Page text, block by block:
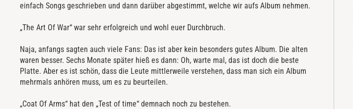
einfach Songs geschrieben und dann darüber abgestimmt, welche wir aufs Album nehmen.
„The Art Of War“ war sehr erfolgreich und wohl euer Durchbruch.
Naja, anfangs sagten auch viele Fans: Das ist aber kein besonders gutes Album. Die alten
waren besser. Sechs Monate später hieß es dann: Oh, warte mal, das ist doch die beste
Platte. Aber es ist schön, dass die Leute mittlerweile verstehen, dass man sich ein Album
mehrmals anhören muss, um es zu beurteilen.
„Coat Of Arms“ hat den „Test of time“ demnach noch zu bestehen.